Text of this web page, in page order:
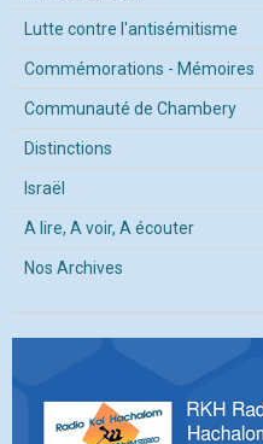
Lutte contre l'antisémitisme
Commémorations - Mémoires
Communauté de Chambery
Distinctions
Israël
A lire, A voir, A écouter
Nos Archives